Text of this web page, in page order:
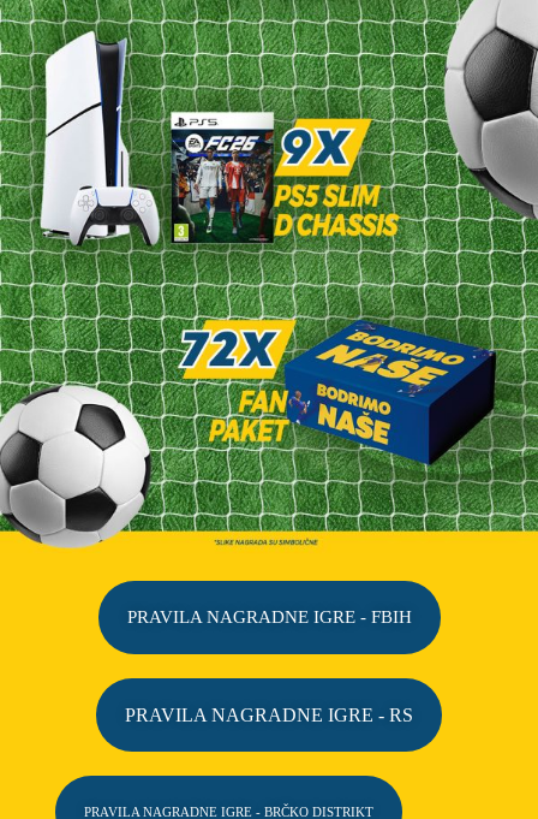
PRAVILA NAGRADNE IGRE - FBIH
PRAVILA NAGRADNE IGRE - RS
PRAVILA NAGRADNE IGRE - BRČKO DISTRIKT